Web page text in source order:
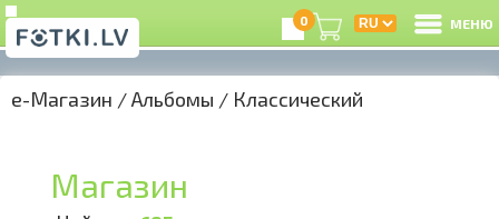
0 МЕНЮ
e-Магазин /Альбомы / Классический
Магазин